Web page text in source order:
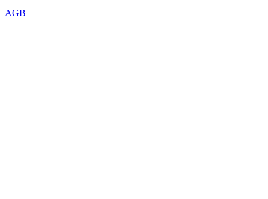
AGB